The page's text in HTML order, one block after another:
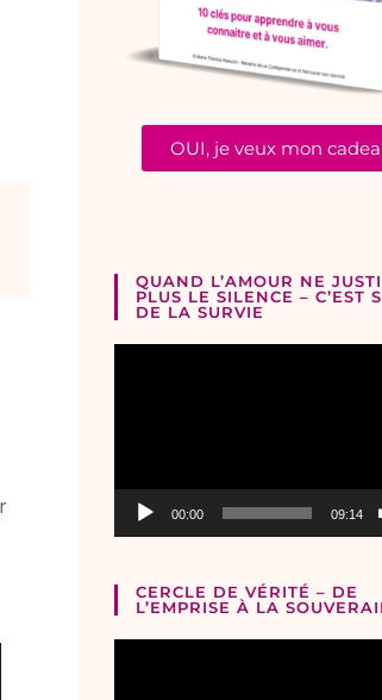
OUI, je veux mon
QUAND L’AMOUR NE
PLUS LE SILENCE – C’EST
DE LA SURVIE
00:00 09:14
CERCLE DE VÉRITÉ – DE
L’EMPRISE À LA